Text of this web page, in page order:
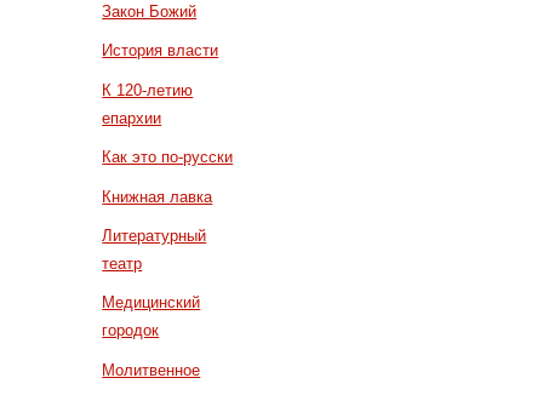
Закон Божий
История власти
К 120-летию
епархии
Как это по-русски
Книжная лавка
Литературный
театр
Медицинский
городок
Молитвенное